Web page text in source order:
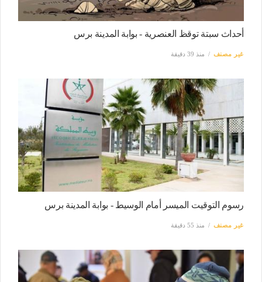
أحداث سبتة توقظ العنصرية - بوابة المدينة برس
غير مصنف منذ 39 دقيقة
رسوم التوقيت الميسر أمام الوسيط - بوابة المدينة برس
غير مصنف منذ 55 دقيقة